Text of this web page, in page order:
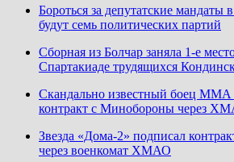
Бороться за депутатские
будут семь политических партий
Сборная из Болчар заняла 1-е
Спартакиаде трудящихся
Скандально известный боец ММА
контракт с Минобороны через
Звезда «Дома-2» подписал
через военкомат ХМАО